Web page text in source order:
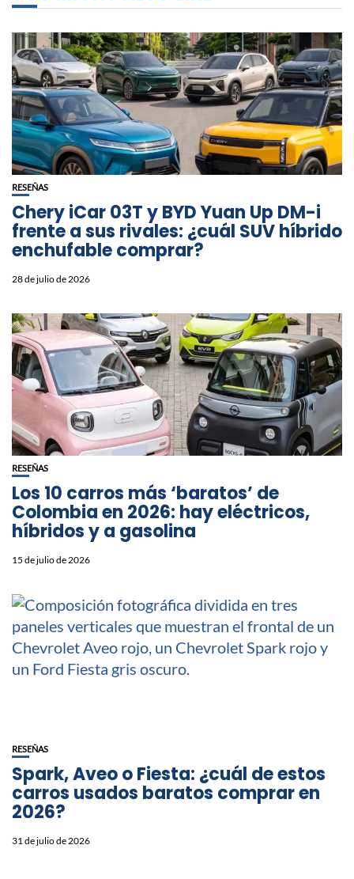
RESEÑAS
Chery iCar 03T y BYD Yuan Up DM-i
frente a sus rivales: ¿cuál SUV híbrido
enchufable comprar?
28 de julio de 2026
RESEÑAS
Los 10 carros más ‘baratos’ de
Colombia en 2026: hay eléctricos,
híbridos y a gasolina
15 de julio de 2026
RESEÑAS
Spark, Aveo o Fiesta: ¿cuál de estos
carros usados baratos comprar en
2026?
31 de julio de 2026